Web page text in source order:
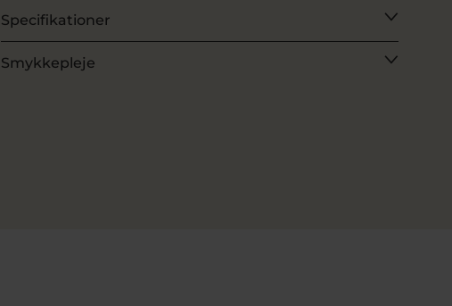
Specifikationer
Smykkepleje